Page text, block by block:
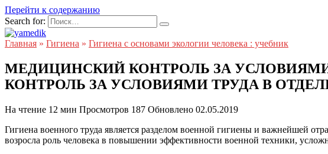
Перейти к содержанию
Search for:
Главная » Гигиена » Гигиена с основами экологии человека : учебник
МЕДИЦИНСКИЙ КОНТРОЛЬ ЗА
КОНТРОЛЬ ЗА УСЛОВИЯМИ ТРУДА В
На чтение 12 мин Просмотров 187 Обновлено 02.05.2019
Гигиена военного труда является разделом военной гигиены и важнейшей
возросла роль человека в повышении эффективности военной техники,